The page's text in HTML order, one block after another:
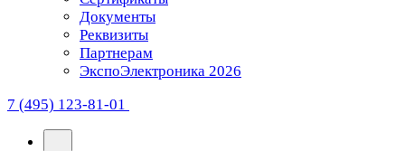
Документы
Реквизиты
Партнерам
ЭкспоЭлектроника 2026
7 (495) 123-81-01